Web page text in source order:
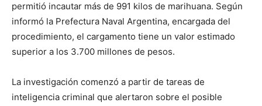
permitió incautar más de 991 kilos de marihuana. Según
informó la Prefectura Naval Argentina, encargada del
procedimiento, el cargamento tiene un valor estimado
superior a los 3.700 millones de pesos.
La investigación comenzó a partir de tareas de
inteligencia criminal que alertaron sobre el posible